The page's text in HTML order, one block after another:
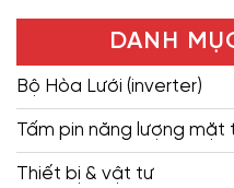
DANH
Bộ Hòa Lưới (inverter)
Tấm pin năng lượng mặt
Thiết bị & vật tư